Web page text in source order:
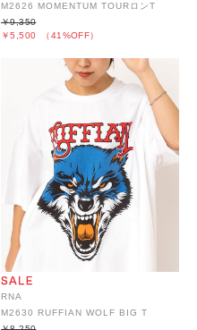
M2626 MOMENTUM TOURロンT
￥5,500 （41%OFF）
￥9,350
RNA
M2630 RUFFIAN WOLF BIG T